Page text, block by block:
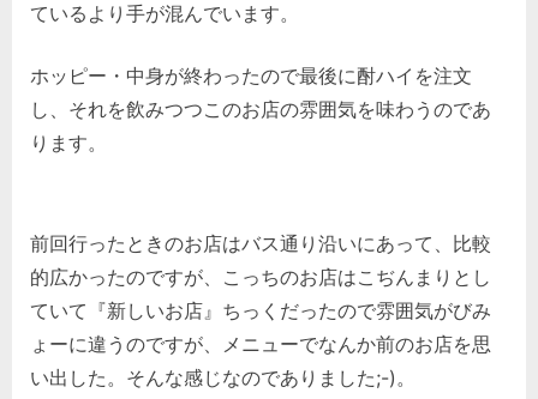
ているより手が混んでいます。
ホッピー・中身が終わったので最後に酎ハイを注文
し、それを飲みつつこのお店の雰囲気を味わうのであ
ります。
前回行ったときのお店はバス通り沿いにあって、比較
的広かったのですが、こっちのお店はこぢんまりとし
ていて『新しいお店』ちっくだったので雰囲気がびみ
ょーに違うのですが、メニューでなんか前のお店を思
い出した。そんな感じなのでありました;-)。